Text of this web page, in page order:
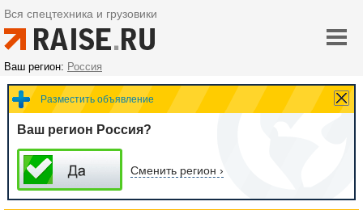
Вся спецтехника и грузовики
Ваш регион: Россия
Разместить объявление
Ваш регион Россия?
Сменить регион ›